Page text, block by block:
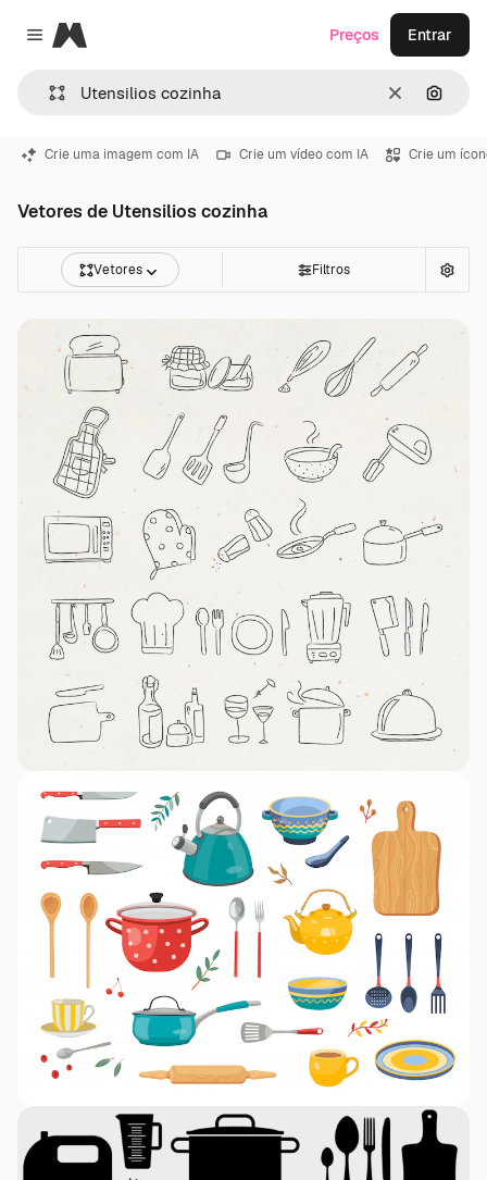
Close menu
Magnific
Limpar
Preços Entrar
Crie uma imagem com IA Crie um vídeo com IA Crie um
Vetores de Utensilios cozinha
Vetores Filtros